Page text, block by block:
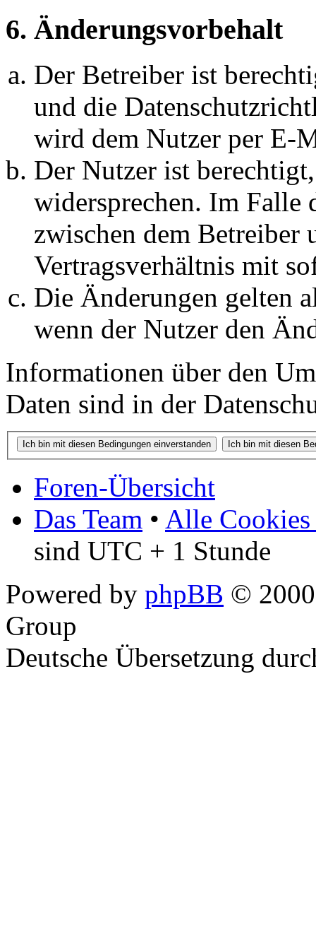
6. Änderungsvorbehalt
Der Betreiber ist
und die
wird dem Nutzer per E-
Der Nutzer ist
widersprechen. Im Falle
zwischen dem Betreiber
Vertragsverhältnis mit
Die Änderungen gelten
wenn der Nutzer den
Informationen über den
Daten sind in der
Foren-Übersicht
Das Team • Alle Cookies
sind UTC + 1 Stunde
Powered by phpBB ©
Group
Deutsche Übersetzung